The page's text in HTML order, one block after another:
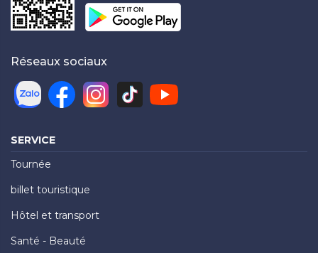
Réseaux sociaux
SERVICE
Tournée
billet touristique
Hôtel et transport
Santé - Beauté